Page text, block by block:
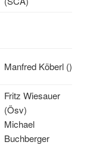
Manfred Köberl ()
Fritz Wiesauer
(Ösv)
Michael
Buchberger